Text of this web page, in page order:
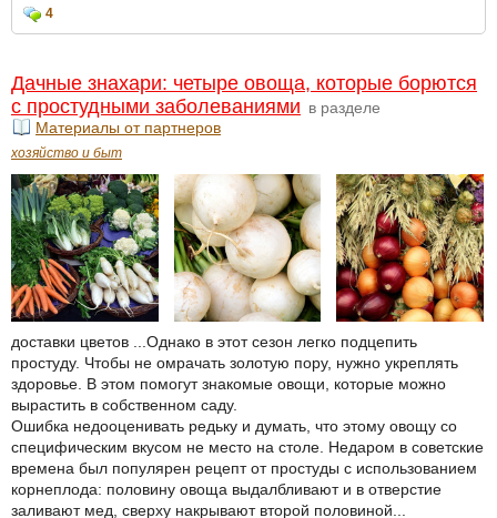
4
Дачные знахари: четыре овоща, которые борются
с простудными заболеваниями в разделе
Материалы от партнеров
хозяйство и быт
доставки цветов ...Однако в этот сезон легко подцепить
простуду. Чтобы не омрачать золотую пору, нужно укреплять
здоровье. В этом помогут знакомые овощи, которые можно
вырастить в собственном саду.
Ошибка недооценивать редьку и думать, что этому овощу со
специфическим вкусом не место на столе. Недаром в советские
времена был популярен рецепт от простуды с использованием
корнеплода: половину овоща выдалбливают и в отверстие
заливают мед, сверху накрывают второй половиной...